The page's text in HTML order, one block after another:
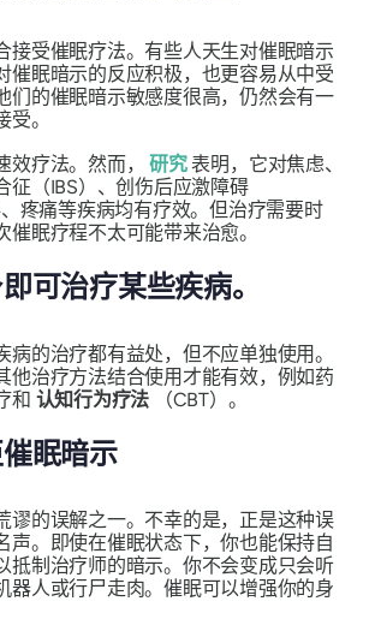
接受催眠疗法。有些人天生对催眠暗示
催眠暗示的反应积极，也更容易从中受
们的催眠暗示敏感度很高，仍然会有一
。
效疗法。然而，研究表明，它对焦虑、
征（IBS）、创伤后应激障碍
、疼痛等疾病均有疗效。但治疗需要时
催眠疗程不太可能带来治愈。
可治疗某些疾病。
病的治疗都有益处，但不应单独使用。
他治疗方法结合使用才能有效，例如药
和 认知行为疗法 （CBT）。
眠暗示
谬的误解之一。不幸的是，正是这种误
声。即使在催眠状态下，你也能保持自
抵制治疗师的暗示。你不会变成只会听
器人或行尸走肉。催眠可以增强你的身